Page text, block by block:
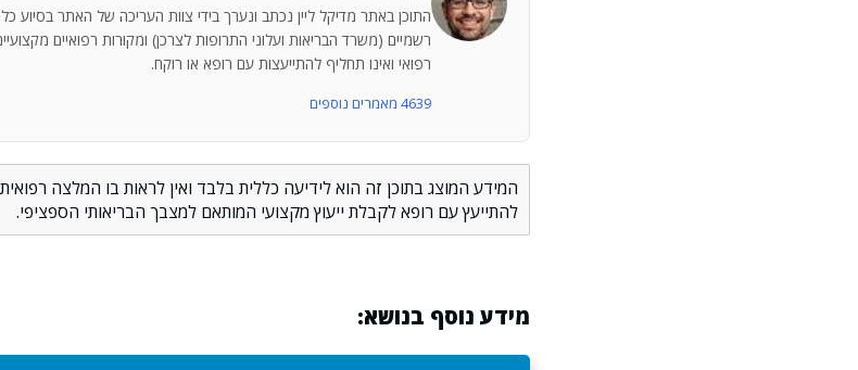
התוכן באתר מדיקל ליין נכתב ונערך בידי צוות העריכה של האתר בסיוע
רשמיים (משרד הבריאות ועלוני התרופות לצרכן) ומקורות רפואיים
רפואי ואינו תחליף להתייעצות עם רופא או רוקח.
4639 מאמרים נוספים
המידע המוצג בתוכן זה הוא לידיעה כללית בלבד ואין לראות בו המלצה
להתייעץ עם רופא לקבלת ייעוץ מקצועי המותאם למצבך הבריאותי הספציפי.
מידע נוסף בנושא: